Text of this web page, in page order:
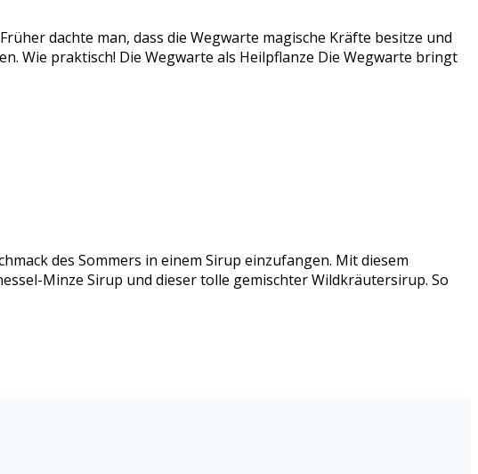
dachte man, dass die Wegwarte magische Kräfte besitze und
Wie praktisch! Die Wegwarte als Heilpflanze Die Wegwarte bringt
des Sommers in einem Sirup einzufangen. Mit diesem
Minze Sirup und dieser tolle gemischter Wildkräutersirup. So